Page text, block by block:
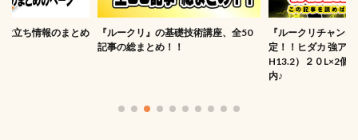
立ち情報のまとめ
『ルークリ』の基礎技術講座、全50
記事の総まとめ！！
『ルークリチャン
定！！ヒダカ 強ア
H13.2）２０L×2個
内♪